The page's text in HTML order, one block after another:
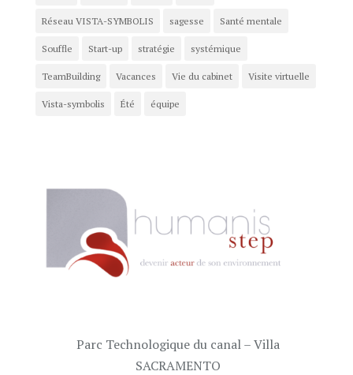
Réseau VISTA-SYMBOLIS sagesse Santé mentale
Souffle Start-up stratégie systémique
TeamBuilding Vacances Vie du cabinet Visite virtuelle
Vista-symbolis Été équipe
Parc Technologique du canal – Villa
SACRAMENTO